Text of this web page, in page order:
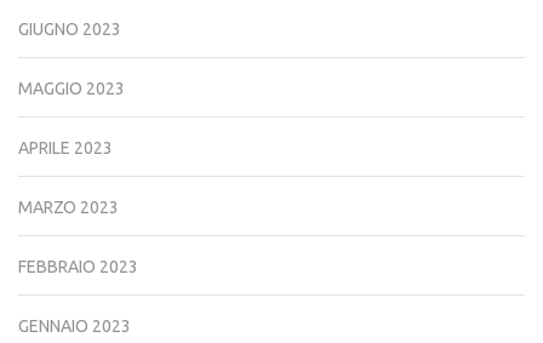
GIUGNO 2023
MAGGIO 2023
APRILE 2023
MARZO 2023
FEBBRAIO 2023
GENNAIO 2023